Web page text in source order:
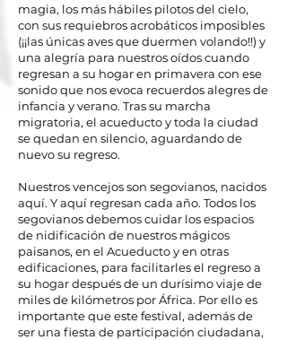
magia, los más hábiles pilotos del cielo,
con sus requiebros acrobáticos imposibles
(¡¡las únicas aves que duermen volando!!) y
una alegría para nuestros oídos cuando
regresan a su hogar en primavera con ese
sonido que nos evoca recuerdos alegres de
infancia y verano. Tras su marcha
migratoria, el acueducto y toda la ciudad
se quedan en silencio, aguardando de
nuevo su regreso.
Nuestros vencejos son segovianos, nacidos
aquí. Y aquí regresan cada año. Todos los
segovianos debemos cuidar los espacios
de nidificación de nuestros mágicos
paisanos, en el Acueducto y en otras
edificaciones, para facilitarles el regreso a
su hogar después de un durísimo viaje de
miles de kilómetros por África. Por ello es
importante que este festival, además de
ser una fiesta de participación ciudadana,